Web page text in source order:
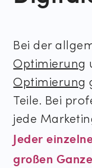
Bei der
Optimierung
Optimierung
Teile. Bei
jede
Jeder
großen